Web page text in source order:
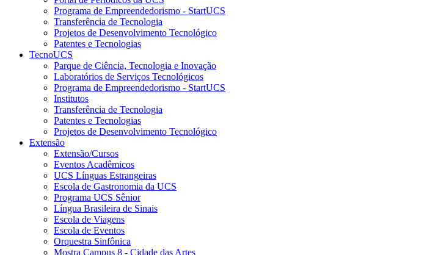
Programa de Empreendedorismo - StartUCS
Transferência de Tecnologia
Projetos de Desenvolvimento Tecnológico
Patentes e Tecnologias
TecnoUCS
Parque de Ciência, Tecnologia e Inovação
Laboratórios de Serviços Tecnológicos
Programa de Empreendedorismo - StartUCS
Institutos
Transferência de Tecnologia
Patentes e Tecnologias
Projetos de Desenvolvimento Tecnológico
Extensão
Extensão/Cursos
Eventos Acadêmicos
UCS Línguas Estrangeiras
Escola de Gastronomia da UCS
Programa UCS Sênior
Língua Brasileira de Sinais
Escola de Viagens
Escola de Eventos
Orquestra Sinfônica
Mostra Campus 8 - Cidade das Artes